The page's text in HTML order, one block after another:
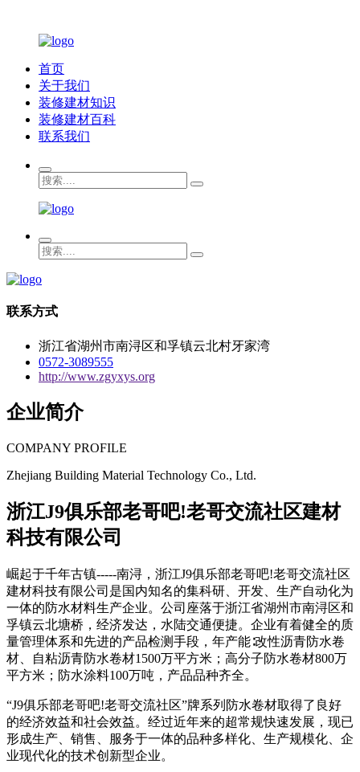
首页
关于我们
装修建材知识
装修建材百科
联系我们
联系方式
浙江省湖州市南浔区和孚镇云北村牙家湾
0572-3089555
http://www.zgyxys.org
企业简介
COMPANY PROFILE
Zhejiang Building Material Technology Co., Ltd.
浙江J9俱乐部老哥吧!老哥交流社区建材
科技有限公司
崛起于千年古镇-----南浔，浙江J9俱乐部老哥吧!老哥交流社区
建材科技有限公司是国内知名的集科研、开发、生产自动化为
一体的防水材料生产企业。公司座落于浙江省湖州市南浔区和
孚镇云北塘桥，经济发达，水陆交通便捷。企业有着健全的质
量管理体系和先进的产品检测手段，年产能∶改性沥青防水卷
材、自粘沥青防水卷材1500万平方米；高分子防水卷材800万
平方米；防水涂料100万吨，产品品种齐全。
“J9俱乐部老哥吧!老哥交流社区”牌系列防水卷材取得了良好
的经济效益和社会效益。经过近年来的超常规快速发展，现已
形成生产、销售、服务于一体的品种多样化、生产规模化、企
业现代化的技术创新型企业。